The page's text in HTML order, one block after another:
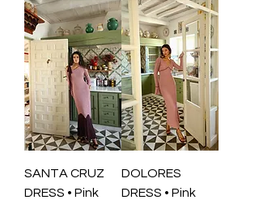
SANTA CRUZ
DRESS • Pink
DOLORES
DRESS • Pink